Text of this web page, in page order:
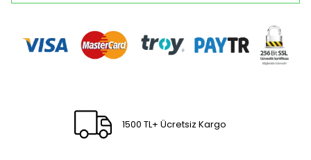
1500 TL+ Ücretsiz Kargo